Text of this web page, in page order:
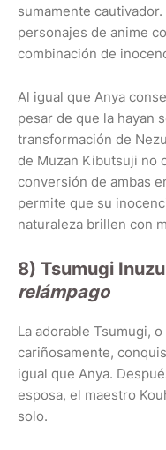
sumamente
personajes de anime
combinación de
Al igual que Anya
pesar de que la hayan
transformación de
de Muzan Kibutsuji no
conversión de ambas
permite que su
naturaleza brillen con
8) Tsumugi
relámpago
La adorable Tsumugi,
cariñosamente,
igual que Anya.
esposa, el maestro
solo.